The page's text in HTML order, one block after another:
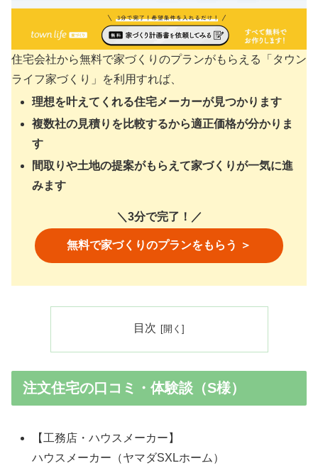
住宅会社から無料で家づくりのプランがもらえる「タウン
ライフ家づくり」を利用すれば、
理想を叶えてくれる住宅メーカーが見つかります
複数社の見積りを比較するから適正価格が分かりま
す
間取りや土地の提案がもらえて家づくりが一気に進
みます
＼3分で完了！／
無料で家づくりのプランをもらう ＞
目次
注文住宅の口コミ・体験談（S様）
【工務店・ハウスメーカー】
ハウスメーカー（ヤマダSXLホーム）